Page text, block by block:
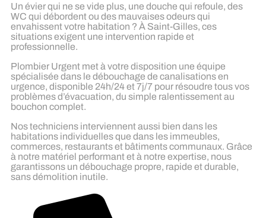
Un évier qui ne se vide plus, une douche qui refoule, des
WC qui débordent ou des mauvaises odeurs qui
envahissent votre habitation ? À Saint-Gilles, ces
situations exigent une intervention rapide et
professionnelle.
Plombier Urgent met à votre disposition une équipe
spécialisée dans le débouchage de canalisations en
urgence, disponible 24h/24 et 7j/7 pour résoudre tous vos
problèmes d’évacuation, du simple ralentissement au
bouchon complet.
Nos techniciens interviennent aussi bien dans les
habitations individuelles que dans les immeubles,
commerces, restaurants et bâtiments communaux. Grâce
à notre matériel performant et à notre expertise, nous
garantissons un débouchage propre, rapide et durable,
sans démolition inutile.